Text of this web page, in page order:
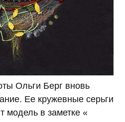
Ольги Берг вновь
Ее кружевные серьги
модель в заметке «